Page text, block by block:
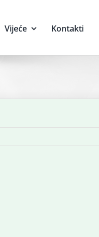
Vijeće Kontakti